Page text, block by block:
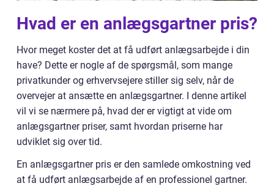
Hvad er en anlægsgartner pris?
Hvor meget koster det at få udført anlægsarbejde i din
have? Dette er nogle af de spørgsmål, som mange
privatkunder og erhvervsejere stiller sig selv, når de
overvejer at ansætte en anlægsgartner. I denne artikel
vil vi se nærmere på, hvad der er vigtigt at vide om
anlægsgartner priser, samt hvordan priserne har
udviklet sig over tid.
En anlægsgartner pris er den samlede omkostning ved
at få udført anlægsarbejde af en professionel gartner.